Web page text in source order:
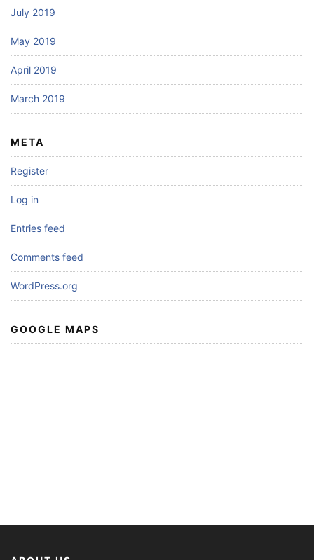
July 2019
May 2019
April 2019
March 2019
META
Register
Log in
Entries feed
Comments feed
WordPress.org
GOOGLE MAPS